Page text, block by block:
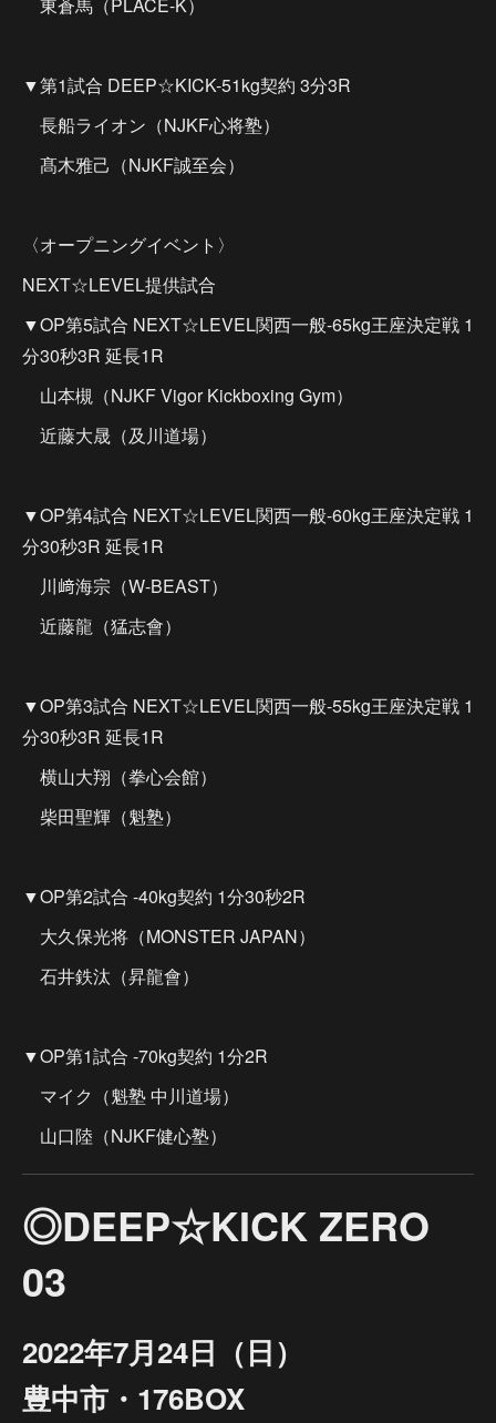
▼第1試合 DEEP☆KICK-51kg契約 3分3R
長船ライオン（NJKF心将塾）
髙木雅己（NJKF誠至会）
〈オープニングイベント〉
NEXT☆LEVEL提供試合
▼OP第5試合 NEXT☆LEVEL関西一般-65kg王座決定戦 1
分30秒3R 延長1R
山本槻（NJKF Vigor Kickboxing Gym）
近藤大晟（及川道場）
▼OP第4試合 NEXT☆LEVEL関西一般-60kg王座決定戦 1
分30秒3R 延長1R
川﨑海宗（W-BEAST）
近藤龍（猛志會）
▼OP第3試合 NEXT☆LEVEL関西一般-55kg王座決定戦 1
分30秒3R 延長1R
横山大翔（拳心会館）
柴田聖輝（魁塾）
▼OP第2試合 -40kg契約 1分30秒2R
大久保光将（MONSTER JAPAN）
石井鉄汰（昇龍會）
▼OP第1試合 -70kg契約 1分2R
マイク（魁塾 中川道場）
山口陸（NJKF健心塾）
◎DEEP☆KICK ZERO
03
2022年7月24日（日）
豊中市・176BOX